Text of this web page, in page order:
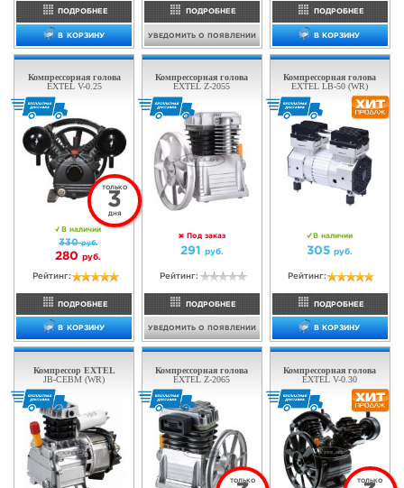
Компрессорная голова
EXTEL JB-10
Компрессорная голова
EXTEL V-0.17